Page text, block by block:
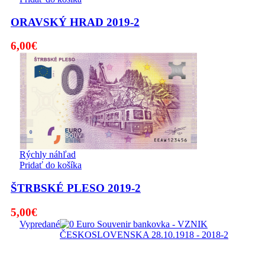
ORAVSKÝ HRAD 2019-2
6,00€
Rýchly náhľad
Pridať do košíka
ŠTRBSKÉ PLESO 2019-2
5,00€
Vypredané